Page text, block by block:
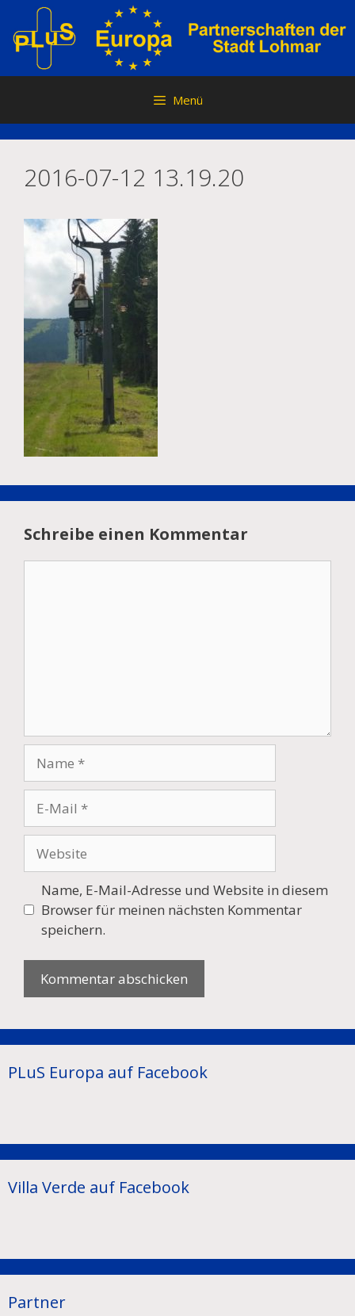
Inhalt
springen
Menü
2016-07-12 13.19.20
Schreibe einen Kommentar
Mail
Name, E-Mail-Adresse und Website in diesem
Browser für meinen nächsten Kommentar
speichern.
PLuS Europa auf Facebook
Villa Verde auf Facebook
Partner